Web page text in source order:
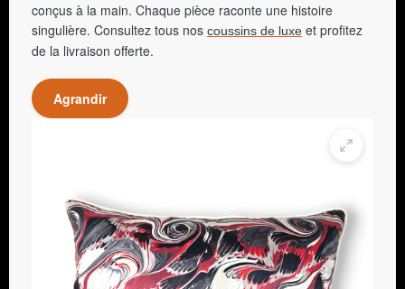
conçus à la main. Chaque pièce raconte une histoire
singulière. Consultez tous nos coussins de luxe et profitez
de la livraison offerte.
Agrandir